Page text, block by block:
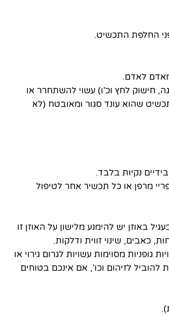
החלפת התכשיט.
לאדם.
חישוק לחץ וכ’ו) עשוי להשתחרר או
שהוא עונד סגור ומאובטח (לא
נקיות בלבד.
מרפן או כל תכשיר אחר לטיפול
באוזן יש להימנע מלישון על האוזן זו
כאבים, שינוי זווית ודלקות.
גופניות מסוימות עשויות לגרום גירוי או
לזיהום וכו’, אם אינכם בטוחים